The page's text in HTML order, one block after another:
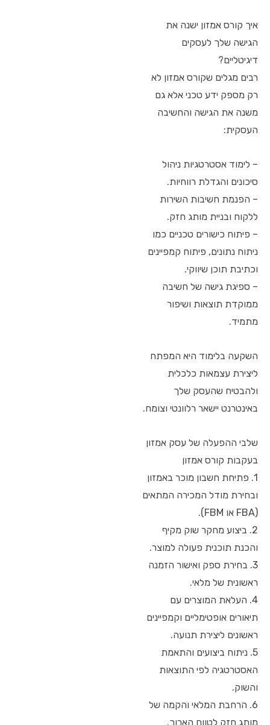
איך קורס אמזון ישנה את
הגישה שלך לעסקים
דיגיטליים?
רבים מגלים שקורס אמזון לא
רק מספק ידע טכני אלא גם
משנה את הגישה והחשיבה
העסקית:
– לימוד אסטרטגיות ניהול
סיכונים והגדלת רווחיות.
– הפנמת חשיבות השירות
ללקוח ובניית מותג חזק.
– פיתוח כישורים טכניים כמו
ניתוח נתונים, פיתוח קמפיינים
וכתיבת תוכן שיווקי.
– ספיגת גישה של חשיבה
ממוקדת תוצאות ושיפור
מתמיד.
השקעה בלימוד היא המפתח
ליצירת עצמאות כלכלית
ולהבטיח שהעסק שלך
באינטרנט יישאר רלוונטי וצומח.
שלבי ההפעלה של עסק אמזון
בעקבות קורס אמזון
1. פתיחת חשבון מוכר באמזון
ובחירת מודל המכירה המתאים
(FBA או FBM).
2. ביצוע מחקר שוק מקיף
והכנת תוכנית פעולה למוצר.
3. בחירת ספק ואישור הזמנה
ראשונית של מלאי.
4. העלאת המוצרים עם
תיאורים אופטימליים וקמפיינים
ראשונים ליצירת תנועה.
5. ניתוח ביצועים והתאמת
האסטרטגיה לפי התוצאות
והשוק.
6. הרחבת המלאי והקמה של
מותג חזק לטווח הארוך.